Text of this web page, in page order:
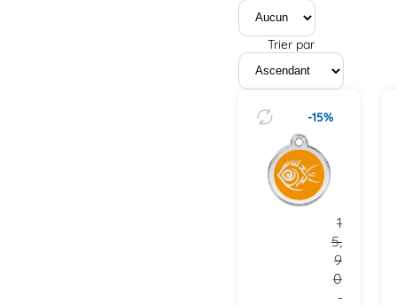
Trier par
-15%
1
5,
9
0